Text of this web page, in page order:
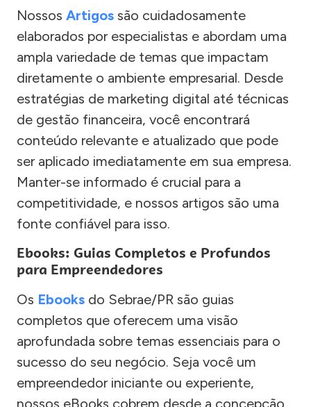
Nossos Artigos são cuidadosamente
elaborados por especialistas e abordam uma
ampla variedade de temas que impactam
diretamente o ambiente empresarial. Desde
estratégias de marketing digital até técnicas
de gestão financeira, você encontrará
conteúdo relevante e atualizado que pode
ser aplicado imediatamente em sua empresa.
Manter-se informado é crucial para a
competitividade, e nossos artigos são uma
fonte confiável para isso.
Ebooks: Guias Completos e Profundos
para Empreendedores
Os Ebooks do Sebrae/PR são guias
completos que oferecem uma visão
aprofundada sobre temas essenciais para o
sucesso do seu negócio. Seja você um
empreendedor iniciante ou experiente,
nossos eBooks cobrem desde a concepção